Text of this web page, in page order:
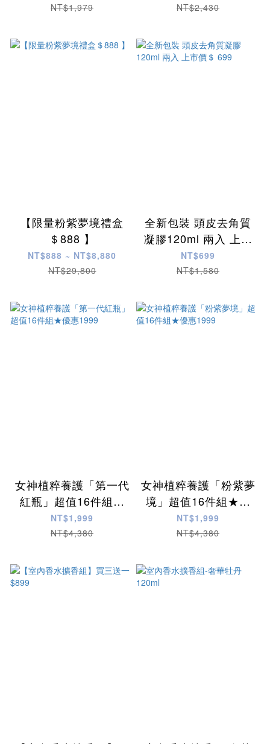
NT$1,979
NT$2,430
【限量粉紫夢境禮盒
＄888 】
NT$888 ~ NT$8,880
NT$29,800
全新包裝 頭皮去角質
凝膠120ml 兩入 上市
價＄ 699
NT$699
NT$1,580
女神植粹養護「第一代
紅瓶」超值16件組★
優惠1999
NT$1,999
NT$4,380
女神植粹養護「粉紫夢
境」超值16件組★優
惠1999
NT$1,999
NT$4,380